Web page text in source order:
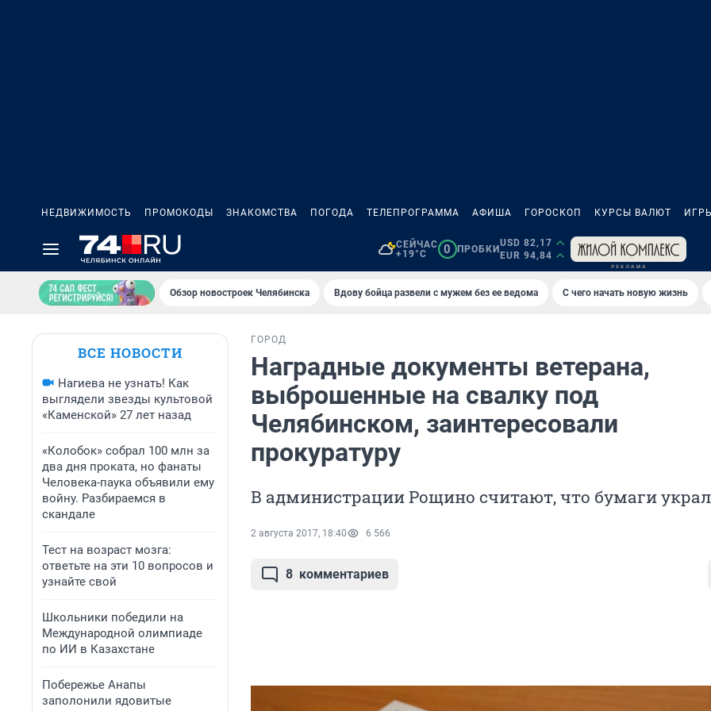
НЕДВИЖИМОСТЬ ПРОМОКОДЫ ЗНАКОМСТВА ПОГОДА ТЕЛЕПРОГРАММА АФИША ГОРОСКОП КУРСЫ ВАЛЮТ
СЕЙЧАС
+19°C
0 ПРОБКИ
USD 82,17
EUR 94,84
Обзор новостроек Челябинска Вдову бойца развели с мужем без ее ведома С чего начать новую жизнь
ВСЕ НОВОСТИ
Нагиева не узнать! Как
выглядели звезды культовой
«Каменской» 27 лет назад
«Колобок» собрал 100 млн за
два дня проката, но фанаты
Человека-паука объявили ему
войну. Разбираемся в
скандале
Тест на возраст мозга:
ответьте на эти 10 вопросов и
узнайте свой
Школьники победили на
Международной олимпиаде
по ИИ в Казахстане
Побережье Анапы
заполонили ядовитые
ГОРОД
Наградные документы ветерана,
выброшенные на свалку под
Челябинском, заинтересовали
прокуратуру
В администрации Рощино считают, что бумаги
2 августа 2017, 18:40 6 566
8 комментариев